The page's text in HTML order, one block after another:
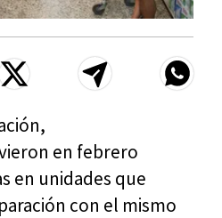
en febrero
en unidades que
con el mismo